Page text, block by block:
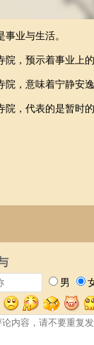
业与生活。
，预示着事业上的
，意味着宁静安逸
，代表的是暂时的